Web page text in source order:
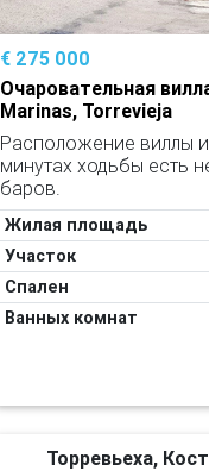
€ 275 000
Очаровательная
Marinas, Torrevieja
Расположение виллы
минутах ходьбы есть
баров.
Жилая площадь
Участок
Спален
Ванных комнат
Торревьеха,